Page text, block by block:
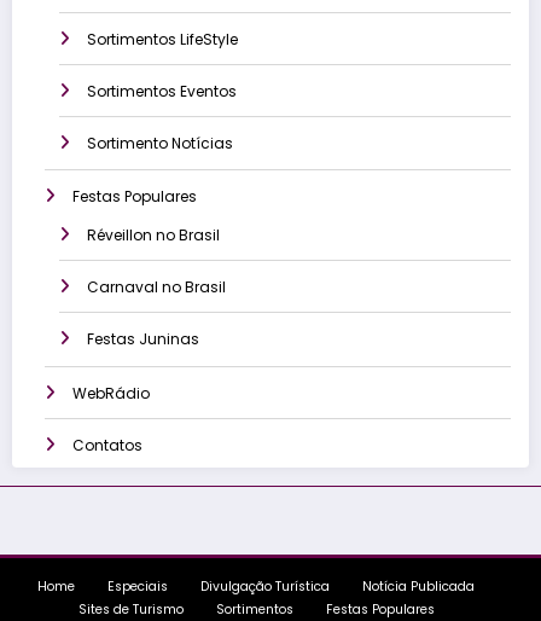
Sortimentos LifeStyle
Sortimentos Eventos
Sortimento Notícias
Festas Populares
Réveillon no Brasil
Carnaval no Brasil
Festas Juninas
WebRádio
Contatos
Home Especiais Divulgação Turística
Notícia Publicada
Sites de Turismo
Sortimentos Festas Populares